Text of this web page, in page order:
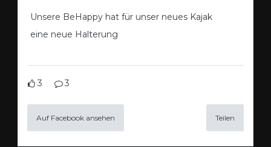
Unsere BeHappy hat für unser neues Kajak
eine neue Halterung
3 3
Auf Facebook ansehen Teilen